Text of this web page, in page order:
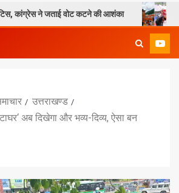
ने जताई वोट कटने की आशंका धराली
उत्तराखण्ड
अब दिखेगा और भव्य-दिव्य, ऐसा बन